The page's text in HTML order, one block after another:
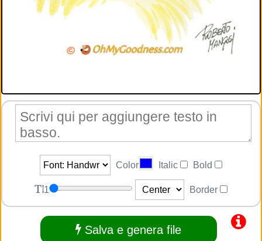
Color Italic Bold
1 Border
Salva e genera file